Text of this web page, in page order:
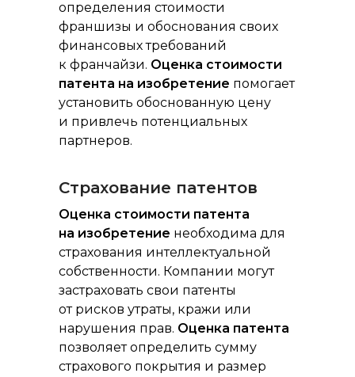
определения стоимости
франшизы и обоснования своих
финансовых требований
к франчайзи. Оценка стоимости
патента на изобретение помогает
установить обоснованную цену
и привлечь потенциальных
партнеров.
Оценка стоимости патента
на изобретение необходима для
страхования интеллектуальной
собственности. Компании могут
застраховать свои патенты
от рисков утраты, кражи или
нарушения прав. Оценка патента
позволяет определить сумму
страхового покрытия и размер
Страхование патентов